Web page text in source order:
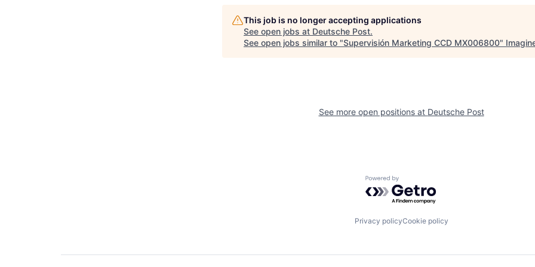
This job is no longer accepting applications
See open jobs at Deutsche Post.
See open jobs similar to "Supervisión Marketing CCD MX006800"
See more open positions at Deutsche Post
Powered by Getro.com
Privacy policyCookie policy